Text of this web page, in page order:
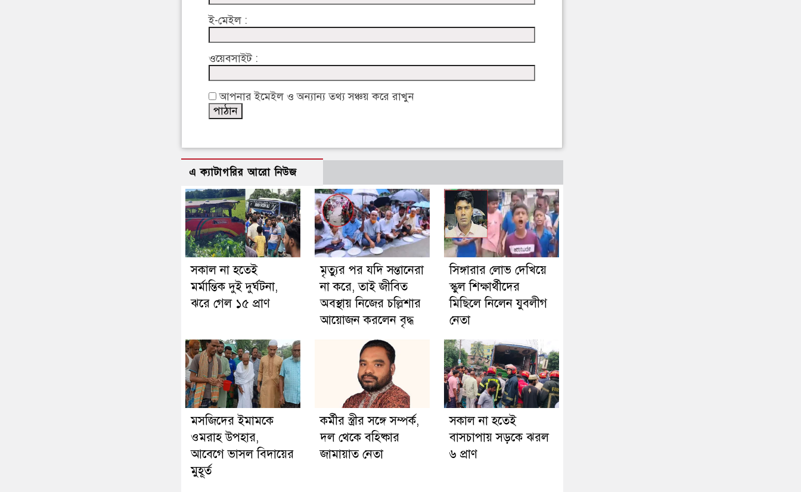
ই-মেইল :
ওয়েবসাইট :
আপনার ইমেইল ও অন্যান্য তথ্য সঞ্চয় করে রাখুন
এ ক্যাটাগরির আরো নিউজ
সকাল না হতেই
মর্মান্তিক দুই দুর্ঘটনা,
ঝরে গেল ১৫ প্রাণ
মৃত্যুর পর যদি সন্তানেরা
না করে, তাই জীবিত
অবস্থায় নিজের চল্লিশার
আয়োজন করলেন বৃদ্ধ
সিঙ্গারার লোভ দেখিয়ে
স্কুল শিক্ষার্থীদের
মিছিলে নিলেন যুবলীগ
নেতা
মসজিদের ইমামকে
ওমরাহ উপহার,
আবেগে ভাসল বিদায়ের
মুহূর্ত
কর্মীর স্ত্রীর সঙ্গে সম্পর্ক,
দল থেকে বহিষ্কার
জামায়াত নেতা
সকাল না হতেই
বাসচাপায় সড়কে ঝরল
৬ প্রাণ